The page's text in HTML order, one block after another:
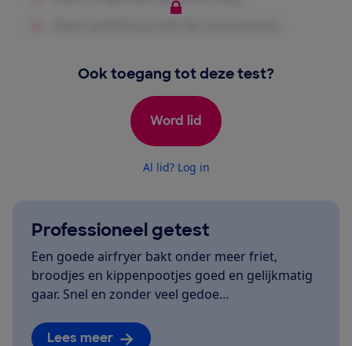
Ook toegang tot deze test?
Word lid
Al lid? Log in
Professioneel getest
Een goede airfryer bakt onder meer friet,
broodjes en kippenpootjes goed en gelijkmatig
gaar. Snel en zonder veel gedoe…
Lees meer